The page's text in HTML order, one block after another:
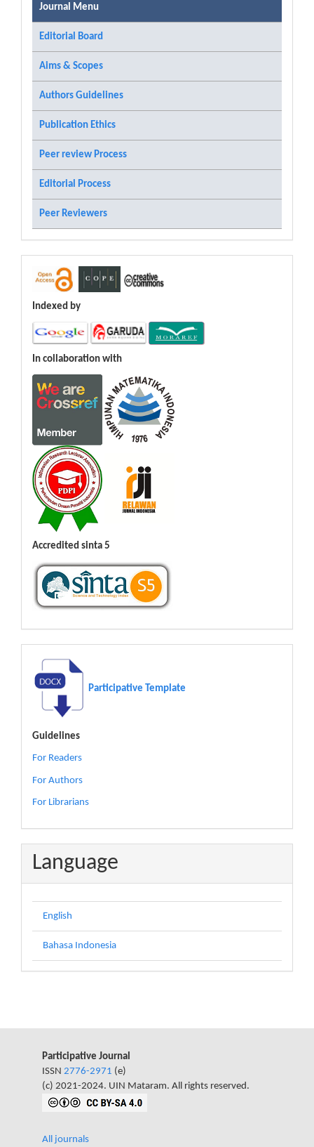
Journal Menu
Editorial Board
Aims & Scopes
Authors Guidelines
Publication Ethics
Peer review Process
Editorial Process
Peer Reviewers
Indexed by
In collaboration with
Accredited sinta 5
Participative Template
Guidelines
For Readers
For Authors
For Librarians
Language
English
Bahasa Indonesia
Participative Journal
ISSN 2776-2971 (e)
(c) 2021-2024. UIN Mataram. All rights reserved.
All journals